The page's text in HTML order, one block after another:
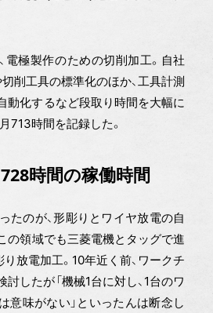
電極製作のための切削加工。自社
削工具の標準化のほか、工具計測
動化するなど段取り時間を大幅に
713時間を記録した。
時間の稼働時間
たのが、形彫りとワイヤ放電の自
この領域でも三菱電機とタッグで進
放電加工。10年近く前、ワークチ
したが「機械1台に対し、1台のワ
意味がない」といったんは断念し